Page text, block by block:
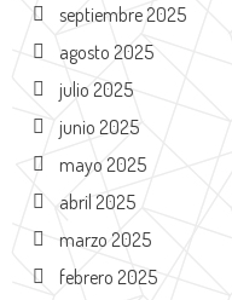
septiembre 2025
agosto 2025
julio 2025
junio 2025
mayo 2025
abril 2025
marzo 2025
febrero 2025